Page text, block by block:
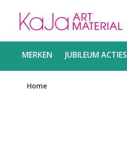
MERKEN JUBILEUM ACTIES
Home